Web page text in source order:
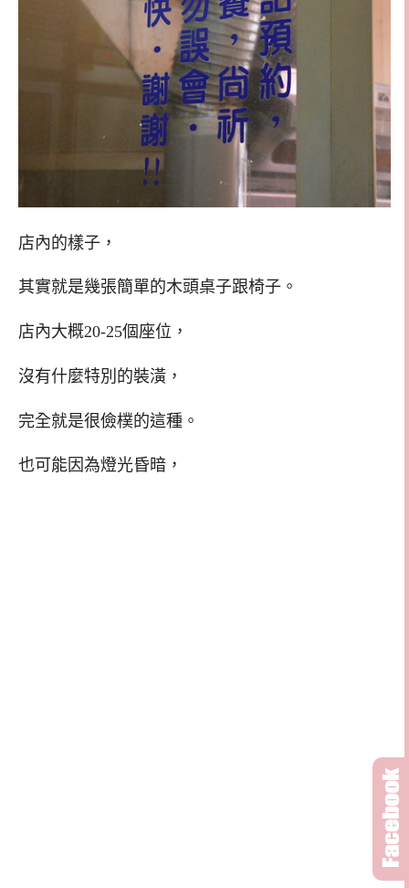
店內的樣子，
其實就是幾張簡單的木頭桌子跟椅子。
店內大概20-25個座位，
沒有什麼特別的裝潢，
完全就是很儉樸的這種。
也可能因為燈光昏暗，